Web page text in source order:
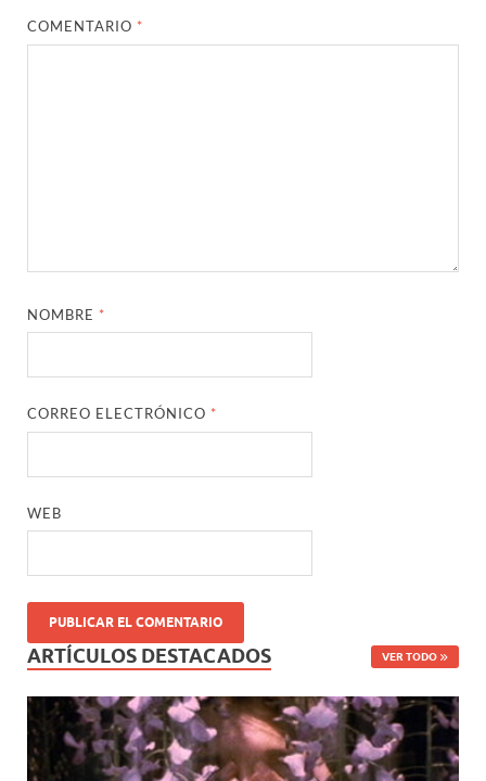
COMENTARIO *
NOMBRE *
CORREO ELECTRÓNICO *
WEB
ARTÍCULOS DESTACADOS VER TODO